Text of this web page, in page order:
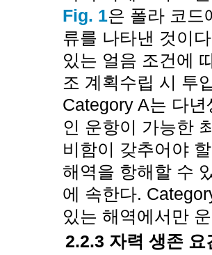
Fig. 1은 폴라 코드
류를 나타낸 것이
있는 얼음 조건에
조 계획수립 시 투
Category A는 다
인 운항이 가능한
비함이 갖추어야
해역을 항해할 수
에 속한다.
있는 해역에서만
2.2.3 자력 생존